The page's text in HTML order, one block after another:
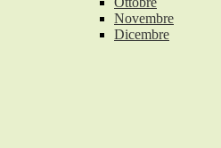
Novembre
Dicembre